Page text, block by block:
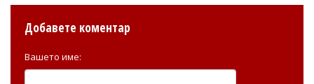
Добавете коментар
Вашето име: